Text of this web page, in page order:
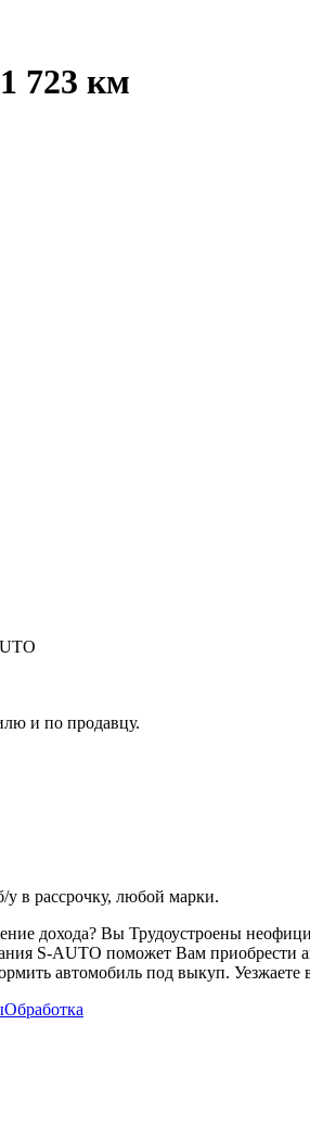
723 км
и по продавцу.
в рассрочку, любой марки.
дохода? Вы Трудоустроены
S-AUTO поможет Вам
автомобиль под выкуп. Уезжаете
Обработка